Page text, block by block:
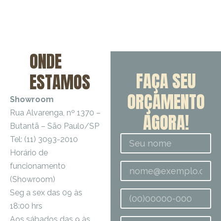
ONDE
ESTAMOS
Showroom
Rua Alvarenga, nº 1370 –
Butantã – São Paulo/SP
Tel: (11) 3093-2010
Horário de
funcionamento
(Showroom)
Seg a sex das 09 às
18:00 hrs
FAÇA SEU
ORÇAMENTO
AGORA!